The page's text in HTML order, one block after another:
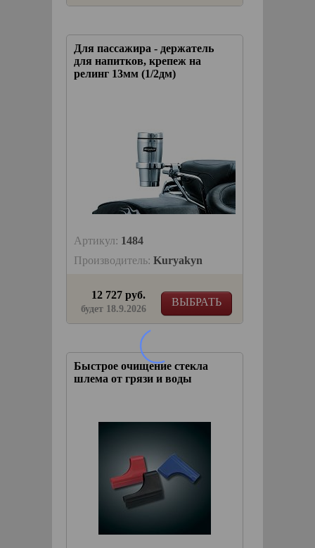
Для пассажира - держатель
для напитков, крепеж на
релинг 13мм (1/2дм)
Артикул: 1484
Производитель: Kuryakyn
ВЫБРАТЬ
12 727 руб.
будет 18.9.2026
Быстрое очищение стекла
шлема от грязи и воды